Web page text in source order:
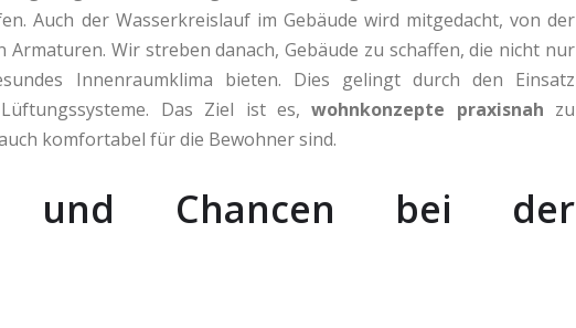
Auch der Wasserkreislauf im Gebäude wird mitgedacht, von der
Wir streben danach, Gebäude zu schaffen, die nicht nur
Innenraumklima bieten. Dies gelingt durch den Einsatz
Das Ziel ist es,wohnkonzepte praxisnah zu
komfortabel für die Bewohner sind.
und Chancen bei der